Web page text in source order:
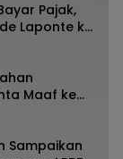
Pajak,
Laponte ke
Maaf ke
Sampaikan